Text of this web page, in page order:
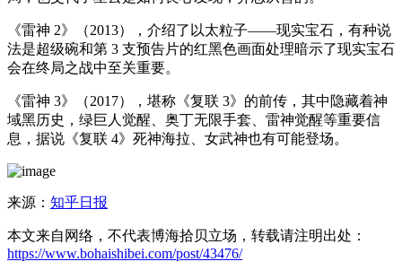
《雷神 2》（2013），介绍了以太粒子——现实宝石，有种说
法是超级碗和第 3 支预告片的红黑色画面处理暗示了现实宝石
会在终局之战中至关重要。
《雷神 3》（2017），堪称《复联 3》的前传，其中隐藏着神
域黑历史，绿巨人觉醒、奥丁无限手套、雷神觉醒等重要信
息，据说《复联 4》死神海拉、女武神也有可能登场。
来源： 知乎日报
本文来自网络，不代表博海拾贝立场，转载请注明出处：
https://www.bohaishibei.com/post/43476/